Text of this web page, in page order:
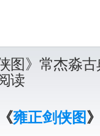
图》常杰淼
读
雍正剑侠图